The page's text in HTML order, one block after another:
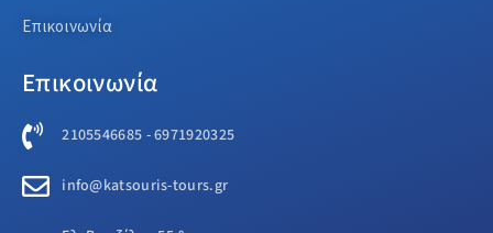
Επικοινωνία
Επικοινωνία
2105546685 - 6971920325
info@katsouris-tours.gr